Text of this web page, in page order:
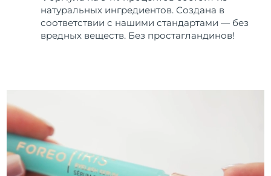
натуральных ингредиентов. Создана в
соответствии с нашими стандартами — без
вредных веществ. Без простагландинов!
Норвегия
Ожидаемая дата доставки
8/10/26
Ожидаемая дата доставки
8/13/26
Польша
Португалия
8/10/26